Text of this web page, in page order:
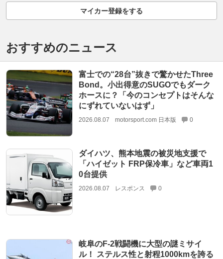
マイカー登録をする
おすすめのニュース
富士での“28台”抜きで驚かせたThree
Bond。小出得意のSUGOでもダーク
ホースに？「今のコンセプトはそんな
にずれていないはず」
2026.08.07 motorsport.com 日本版 0
ダイハツ、熊本地震の被災地支援で
「ハイゼット FRP保冷車」など車両1
0台提供
2026.08.07 レスポンス 0
岐阜のF-2戦闘機に大型の謎ミサイ
ル！ ステルス性と射程1000kmを誇る